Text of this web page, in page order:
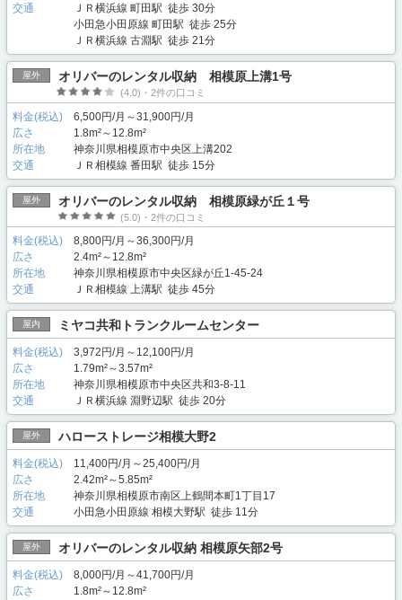
交通
ＪＲ横浜線 町田駅 徒歩 30分
小田急小田原線 町田駅 徒歩 25分
ＪＲ横浜線 古淵駅 徒歩 21分
屋外 オリバーのレンタル収納 相模原上溝1号
(4.0)・2件の口コミ
料金(税込)
6,500円/月～31,900円/月
広さ
1.8m²～12.8m²
所在地
神奈川県相模原市中央区上溝202
交通
ＪＲ相模線 番田駅 徒歩 15分
屋外 オリバーのレンタル収納 相模原緑が丘１号
(5.0)・2件の口コミ
料金(税込)
8,800円/月～36,300円/月
広さ
2.4m²～12.8m²
所在地
神奈川県相模原市中央区緑が丘1-45-24
交通
ＪＲ相模線 上溝駅 徒歩 45分
屋内 ミヤコ共和トランクルームセンター
料金(税込)
3,972円/月～12,100円/月
広さ
1.79m²～3.57m²
所在地
神奈川県相模原市中央区共和3-8-11
交通
ＪＲ横浜線 淵野辺駅 徒歩 20分
屋外 ハローストレージ相模大野2
料金(税込)
11,400円/月～25,400円/月
広さ
2.42m²～5.85m²
所在地
神奈川県相模原市南区上鶴間本町1丁目17
交通
小田急小田原線 相模大野駅 徒歩 11分
屋外 オリバーのレンタル収納 相模原矢部2号
料金(税込)
8,000円/月～41,700円/月
広さ
1.8m²～12.8m²